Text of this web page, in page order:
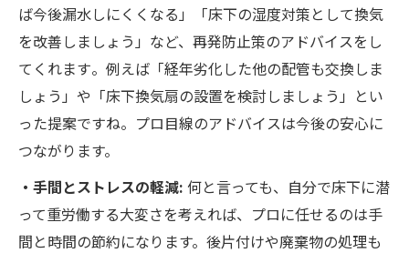
ば今後漏水しにくくなる」「床下の湿度対策として換気
を改善しましょう」など、再発防止策のアドバイスをし
てくれます​。例えば「経年劣化した他の配管も交換しま
しょう」や「床下換気扇の設置を検討しましょう」とい
った提案ですね。プロ目線のアドバイスは今後の安心に
つながります。
・手間とストレスの軽減: 何と言っても、自分で床下に潜
って重労働する大変さを考えれば、プロに任せるのは手
間と時間の節約になります。後片付けや廃棄物の処理も